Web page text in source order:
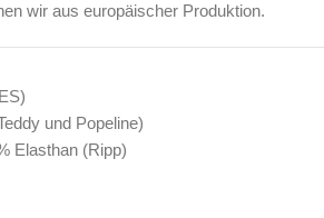
wir aus europäischer Produktion.
und Popeline)
(Ripp)